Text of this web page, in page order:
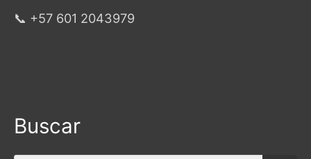
📞 +57 601 2043979
Buscar